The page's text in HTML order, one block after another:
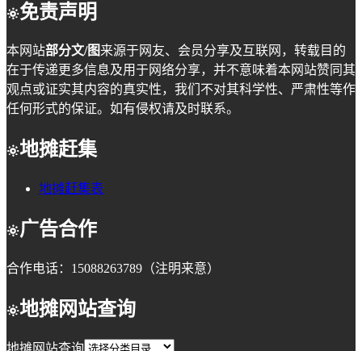
免责声明
本网站部分文/图来源于网友、会员分享及互联网，转载目的
在于传递更多信息及用于网络分享，并不意味着本网站赞同其
观点或证实其内容的真实性，我们不对其科学性、严肃性等作
任何形式的保证。如有侵权请及时联系。
地摊赶集
地摊赶集表
广告合作
合作电话：15088263789（注明来意）
地摊网站查询
地摊网站查询